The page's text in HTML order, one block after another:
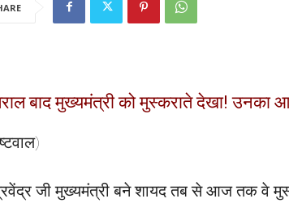
बाद मुख्यमंत्री को मुस्कराते देखा! उनका
जी मुख्यमंत्री बने शायद तब से आज तक वे